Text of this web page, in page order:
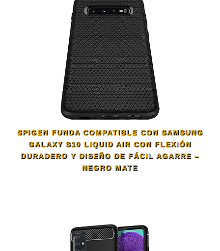
SPIGEN FUNDA COMPATIBLE CON SAMSUNG
GALAXY S10 LIQUID AIR CON FLEXIÓN
DURADERO Y DISEÑO DE FÁCIL AGARRE –
NEGRO MATE